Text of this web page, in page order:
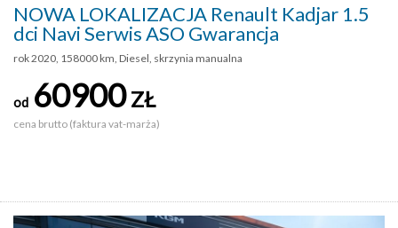
NOWA LOKALIZACJA Renault Kadjar 1.5
dci Navi Serwis ASO Gwarancja
rok 2020, 158000 km, Diesel, skrzynia manualna
od 60900ZŁ
cena brutto (faktura vat-marża)